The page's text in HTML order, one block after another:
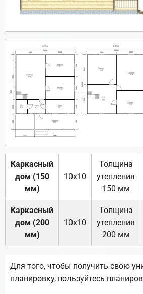
Каркасный
дом (150
мм)
10х10
Толщина
утепления
150 мм
Каркасный
дом (200
мм)
10х10
Толщина
утепления
200 мм
Для того, чтобы получить свою
планировку, пользуйтесь